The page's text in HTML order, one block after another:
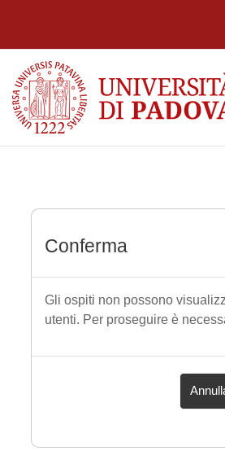
Conferma
Gli ospiti non possono
utenti. Per proseguire è